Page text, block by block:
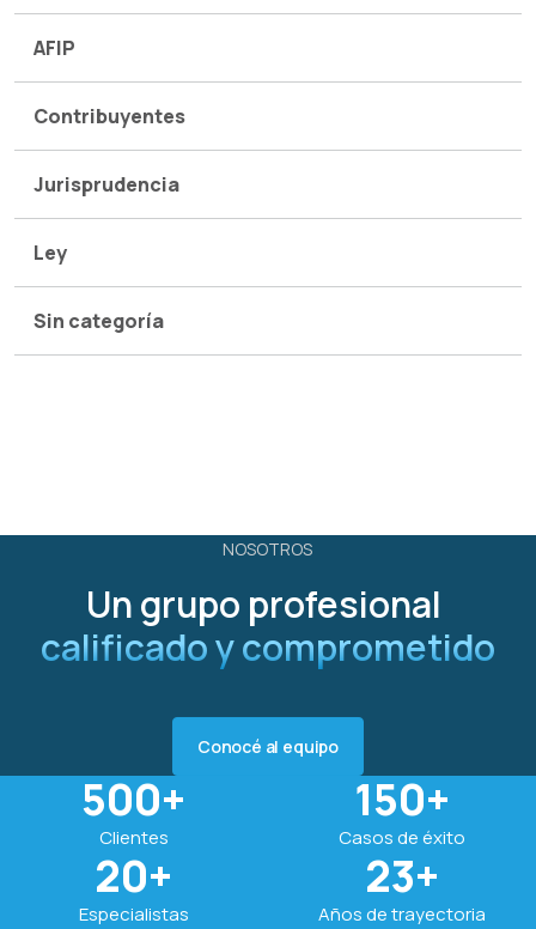
AFIP
Contribuyentes
Jurisprudencia
Ley
Sin categoría
NOSOTROS
Un grupo profesional
calificado y comprometido
Conocé al equipo
500+
Clientes
150+
Casos de éxito
20+
Especialistas
23+
Años de trayectoria